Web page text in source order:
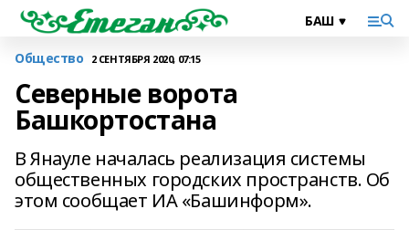
Общество 2 СЕНТЯБРЯ 2020, 07:15
Северные ворота
Башкортостана
В Янауле началась реализация системы
общественных городских пространств. Об
этом сообщает ИА «Башинформ».